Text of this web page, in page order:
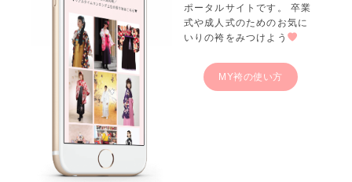
ポータルサイトです。 卒業
式や成人式のためのお気に
いりの袴をみつけよう
MY袴の使い方